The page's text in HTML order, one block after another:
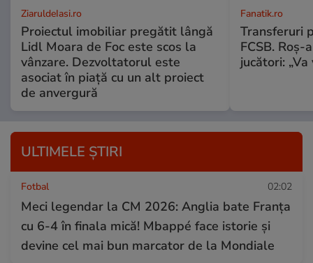
ZiaruldeIasi.ro
Proiectul imobiliar pregătit lângă
Lidl Moara de Foc este scos la
vânzare. Dezvoltatorul este
asociat în piață cu un alt proiect
de anvergură
Fanatik.ro
Transferuri
FCSB.
jucători:
ULTIMELE ȘTIRI
Fotbal 02:02
Meci legendar la CM 2026: Anglia bate Franța
cu 6-4 în finala mică! Mbappé face istorie și
devine cel mai bun marcator de la Mondiale